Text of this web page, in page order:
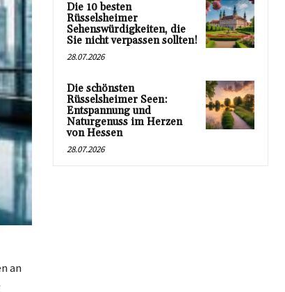
an
Die 10 besten
Rüsselsheimer
Sehenswürdigkeiten, die
Sie nicht verpassen sollten!
28.07.2026
Die schönsten
Rüsselsheimer Seen:
Entspannung und
Naturgenuss im Herzen
von Hessen
28.07.2026